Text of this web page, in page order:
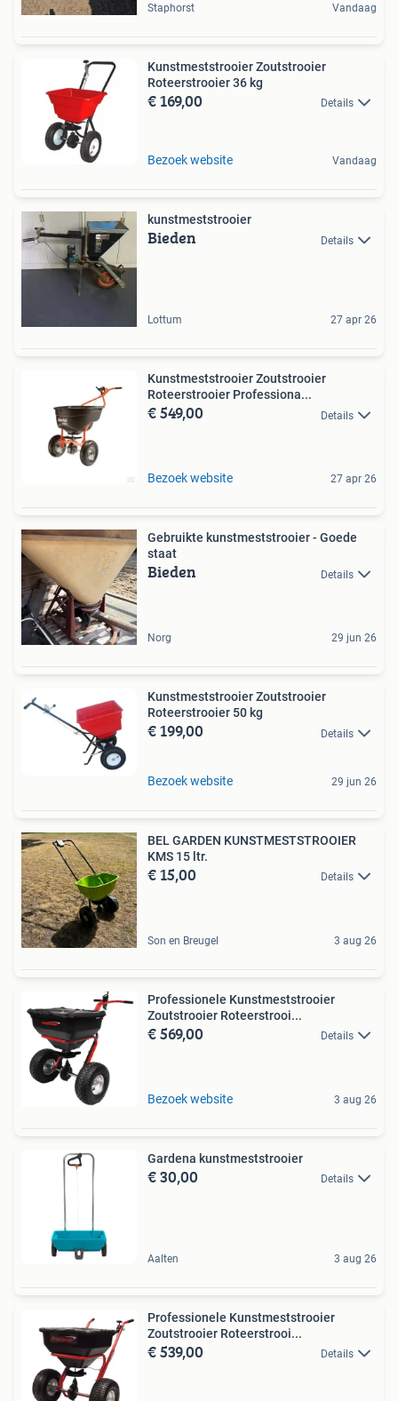
Staphorst Vandaag
Kunstmeststrooier Zoutstrooier
Roteerstrooier 36 kg
€ 169,00 Details
Bezoek website Vandaag
kunstmeststrooier
Bieden Details
Lottum 27 apr 26
Kunstmeststrooier Zoutstrooier
Roteerstrooier Professiona...
€ 549,00 Details
Bezoek website 27 apr 26
Gebruikte kunstmeststrooier - Goede
staat
Bieden Details
Norg 29 jun 26
Kunstmeststrooier Zoutstrooier
Roteerstrooier 50 kg
€ 199,00 Details
Bezoek website 29 jun 26
BEL GARDEN KUNSTMESTSTROOIER
KMS 15 ltr.
€ 15,00 Details
Son en Breugel 3 aug 26
Professionele Kunstmeststrooier
Zoutstrooier Roteerstrooi...
€ 569,00 Details
Bezoek website 3 aug 26
Gardena kunstmeststrooier
€ 30,00 Details
Aalten 3 aug 26
Professionele Kunstmeststrooier
Zoutstrooier Roteerstrooi...
€ 539,00 Details